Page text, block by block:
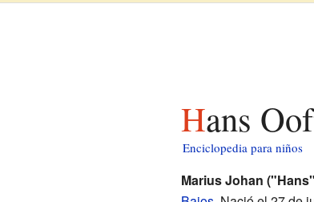
Hans
Enciclopedia para niños
Marius Johan